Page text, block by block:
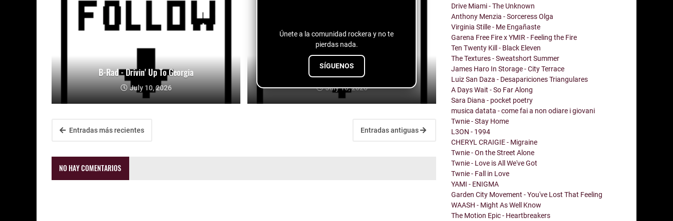
Únete a la comunidad rockera y no te
pierdas nada.
SÍGUENOS
B-Rad - Drivin' Up To Georgia
July 10, 2026
Carlos Olivera - Teniendo De Más
July 10, 2026
Entradas más recientes Entradas antiguas
NO HAY COMENTARIOS
Drive Miami - The Unknown
Anthony Menzia - Sorceress Olga
Virginia Stille - Me Engañaste
Garena Free Fire x YMIR - Feeling the Fire
Ten Twenty Kill - Black Eleven
The Textures - Sweatshort Summer
James Haro In Storage - City Terrace
Luiz San Daza - Desapariciones Triangulares
A Days Wait - So Far Along
Sara Diana - pocket poetry
musica datata - come fai a non odiare i giovani
Twnie - Stay Home
L3ON - 1994
CHERYL CRAIGIE - Migraine
Twnie - On the Street Alone
Twnie - Love is All We've Got
Twnie - Fall in Love
YAMI - ENIGMA
Garden City Movement - You've Lost That Feeling
WAASH - Might As Well Know
The Motion Epic - Heartbreakers